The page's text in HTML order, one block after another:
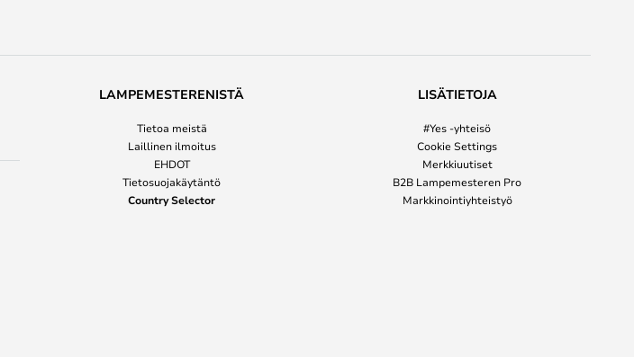
LAMPEMESTERENISTÄ
Tietoa meistä
Laillinen ilmoitus
EHDOT
Tietosuojakäytäntö
Country Selector
LISÄTIETOJA
#Yes -yhteisö
Cookie Settings
Merkkiuutiset
B2B Lampemesteren Pro
Markkinointiyhteistyö